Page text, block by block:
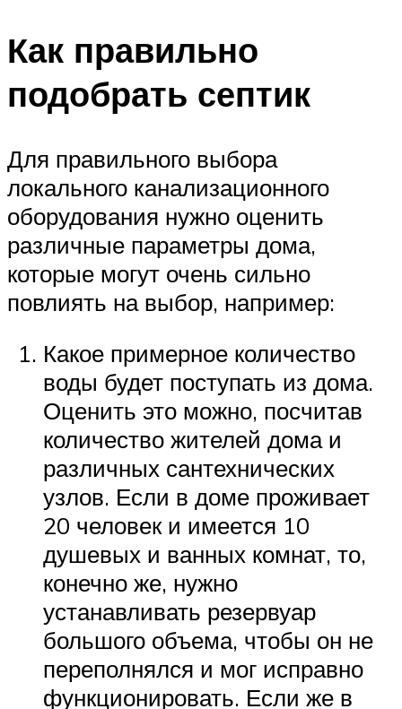
Как правильно
подобрать септик
Для правильного выбора
локального канализационного
оборудования нужно оценить
различные параметры дома,
которые могут очень сильно
повлиять на выбор, например:
Какое примерное количество
воды будет поступать из дома.
Оценить это можно, посчитав
количество жителей дома и
различных сантехнических
узлов. Если в доме проживает
20 человек и имеется 10
душевых и ванных комнат, то,
конечно же, нужно
устанавливать резервуар
большого объема, чтобы он не
переполнялся и мог исправно
функционировать. Если же в